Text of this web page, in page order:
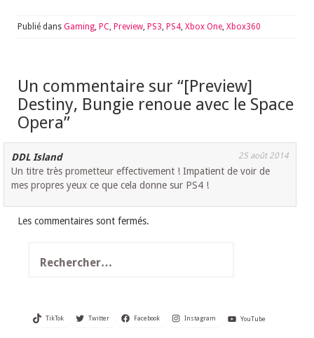
Publié dans Gaming, PC, Preview, PS3, PS4, Xbox One, Xbox360
Un commentaire sur “[Preview]
Destiny, Bungie renoue avec le Space
Opera”
DDL Island 25 août 2014
Un titre très prometteur effectivement ! Impatient de voir de
mes propres yeux ce que cela donne sur PS4 !
Les commentaires sont fermés.
TikTok Twitter Facebook Instagram YouTube